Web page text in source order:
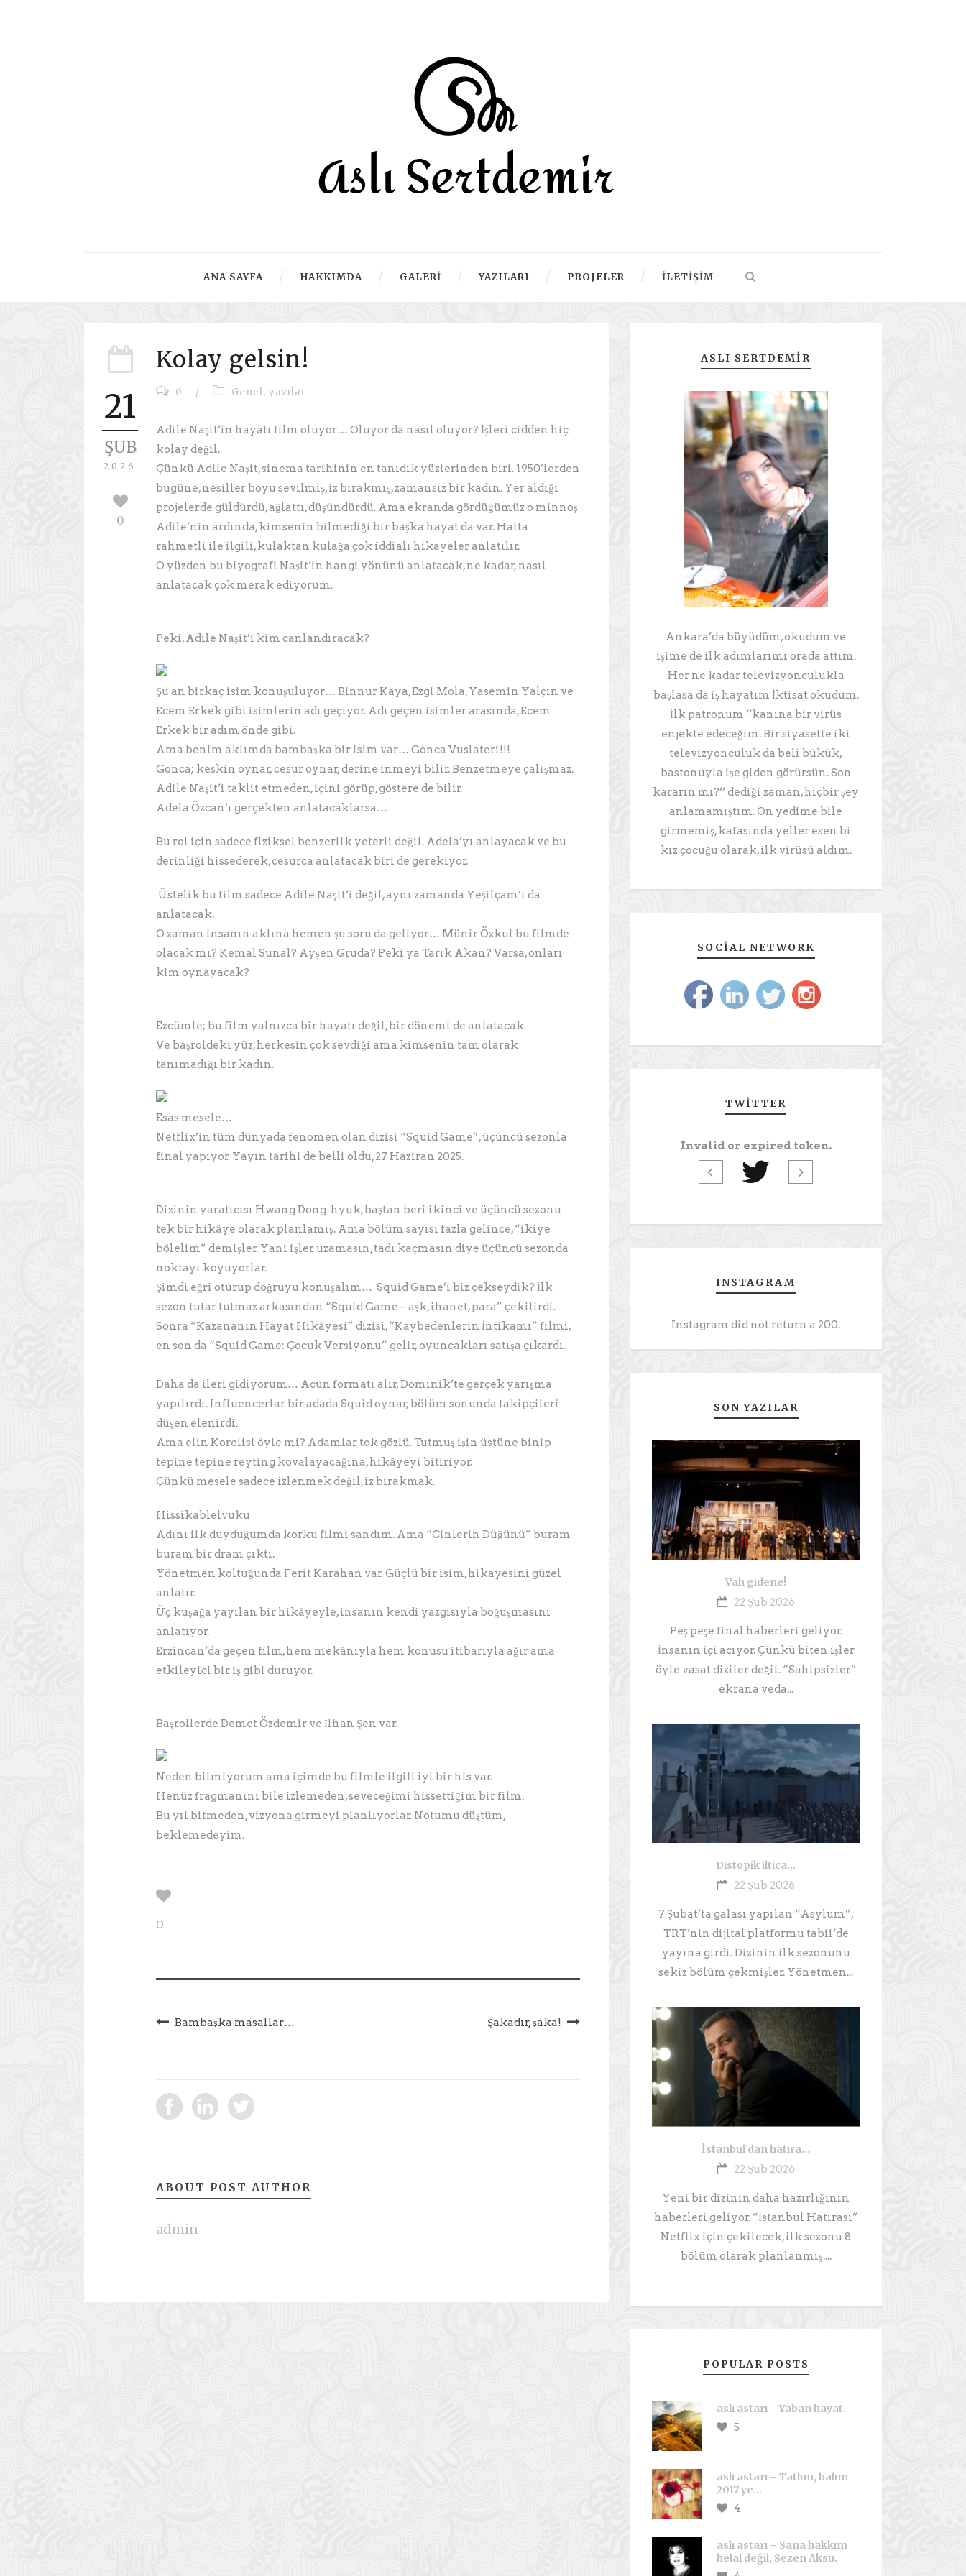
ANA SAYFA HAKKIMDA GALERI YAZILARI PROJELER İLETIŞIM
21
ŞUB
2026
0
Kolay gelsin!
0 / Genel, yazılar
Adile Naşit’in hayatı film oluyor… Oluyor da nasıl oluyor? İşleri cidden hiç
kolay değil.
Çünkü Adile Naşit, sinema tarihinin en tanıdık yüzlerinden biri. 1950’lerden
bugüne, nesiller boyu sevilmiş, iz bırakmış, zamansız bir kadın. Yer aldığı
projelerde güldürdü, ağlattı, düşündürdü. Ama ekranda gördüğümüz o minnoş
Adile’nin ardında, kimsenin bilmediği bir başka hayat da var. Hatta
rahmetli ile ilgili, kulaktan kulağa çok iddialı hikayeler anlatılır.
O yüzden bu biyografi Naşit’in hangi yönünü anlatacak, ne kadar, nasıl
anlatacak çok merak ediyorum.
Peki, Adile Naşit’i kim canlandıracak?
Şu an birkaç isim konuşuluyor… Binnur Kaya, Ezgi Mola, Yasemin Yalçın ve
Ecem Erkek gibi isimlerin adı geçiyor. Adı geçen isimler arasında, Ecem
Erkek bir adım önde gibi.
Ama benim aklımda bambaşka bir isim var… Gonca Vuslateri!!!
Gonca; keskin oynar, cesur oynar, derine inmeyi bilir. Benzetmeye çalışmaz.
Adile Naşit’i taklit etmeden, içini görüp, göstere de bilir.
Adela Özcan’ı gerçekten anlatacaklarsa…
Bu rol için sadece fiziksel benzerlik yeterli değil. Adela’yı anlayacak ve bu
derinliği hissederek, cesurca anlatacak biri de gerekiyor.
Üstelik bu film sadece Adile Naşit’i değil, aynı zamanda Yeşilçam’ı da
anlatacak.
O zaman insanın aklına hemen şu soru da geliyor… Münir Özkul bu filmde
olacak mı? Kemal Sunal? Ayşen Gruda? Peki ya Tarık Akan? Varsa, onları
kim oynayacak?
Ezcümle; bu film yalnızca bir hayatı değil, bir dönemi de anlatacak.
Ve başroldeki yüz, herkesin çok sevdiği ama kimsenin tam olarak
tanımadığı bir kadın.
Esas mesele…
Netflix’in tüm dünyada fenomen olan dizisi “Squid Game”, üçüncü sezonla
final yapıyor. Yayın tarihi de belli oldu, 27 Haziran 2025.
Dizinin yaratıcısı Hwang Dong-hyuk, baştan beri ikinci ve üçüncü sezonu
tek bir hikâye olarak planlamış. Ama bölüm sayısı fazla gelince, “ikiye
bölelim” demişler. Yani işler uzamasın, tadı kaçmasın diye üçüncü sezonda
noktayı koyuyorlar.
Şimdi eğri oturup doğruyu konuşalım… Squid Game’i biz çekseydik? İlk
sezon tutar tutmaz arkasından “Squid Game – aşk, ihanet, para” çekilirdi.
Sonra “Kazananın Hayat Hikâyesi” dizisi, “Kaybedenlerin İntikamı” filmi,
en son da “Squid Game: Çocuk Versiyonu” gelir, oyuncakları satışa çıkardı.
Daha da ileri gidiyorum… Acun formatı alır, Dominik’te gerçek yarışma
yapılırdı. Influencerlar bir adada Squid oynar, bölüm sonunda takipçileri
düşen elenirdi.
Ama elin Korelisi öyle mi? Adamlar tok gözlü. Tutmuş işin üstüne binip
tepine tepine reyting kovalayacağına, hikâyeyi bitiriyor.
Çünkü mesele sadece izlenmek değil, iz bırakmak.
Hissikablelvuku
Adını ilk duyduğumda korku filmi sandım. Ama “Cinlerin Düğünü” buram
buram bir dram çıktı.
Yönetmen koltuğunda Ferit Karahan var. Güçlü bir isim, hikayesini güzel
anlatır.
Üç kuşağa yayılan bir hikâyeyle, insanın kendi yazgısıyla boğuşmasını
anlatıyor.
Erzincan’da geçen film, hem mekânıyla hem konusu itibarıyla ağır ama
etkileyici bir iş gibi duruyor.
Başrollerde Demet Özdemir ve İlhan Şen var.
Neden bilmiyorum ama içimde bu filmle ilgili iyi bir his var.
Henüz fragmanını bile izlemeden, seveceğimi hissettiğim bir film.
Bu yıl bitmeden, vizyona girmeyi planlıyorlar. Notumu düştüm,
beklemedeyim.
0
Bambaşka masallar… Şakadır, şaka!
ABOUT POST AUTHOR
admin
ASLI SERTDEMIR
Ankara’da büyüdüm, okudum ve
işime de ilk adımlarımı orada attım.
Her ne kadar televizyonculukla
başlasa da iş hayatım İktisat okudum.
İlk patronum ‘’kanına bir virüs
enjekte edeceğim. Bir siyasette iki
televizyonculuk da beli bükük,
bastonuyla işe giden görürsün. Son
kararın mı?’’ dediği zaman, hiçbir şey
anlamamıştım. On yedime bile
girmemiş, kafasında yeller esen bi
kız çocuğu olarak, ilk virüsü aldım.
SOCIAL NETWORK
TWITTER
Invalid or expired token.
INSTAGRAM
Instagram did not return a 200.
SON YAZILAR
Vah gidene!
22 Şub 2026
Peş peşe final haberleri geliyor.
İnsanın içi acıyor. Çünkü biten işler
öyle vasat diziler değil. “Sahipsizler”
ekrana veda...
Distopik iltica…
22 Şub 2026
7 Şubat’ta galası yapılan “Asylum”,
TRT’nin dijital platformu tabii’de
yayına girdi. Dizinin ilk sezonunu
sekiz bölüm çekmişler. Yönetmen...
İstanbul’dan hatıra…
22 Şub 2026
Yeni bir dizinin daha hazırlığının
haberleri geliyor. “İstanbul Hatırası”
Netflix için çekilecek, ilk sezonu 8
bölüm olarak planlanmış....
POPULAR POSTS
aslı astarı – Yaban hayat.
5
aslı astarı – Tatlım, balım
2017 ye…
4
aslı astarı – Sana hakkım
helal değil, Sezen Aksu.